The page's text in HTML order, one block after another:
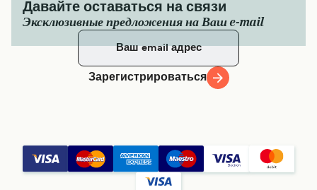
Давайте оставаться на связи
Эксклюзивные предложения на Ваш e-mail
Зарегистрироваться